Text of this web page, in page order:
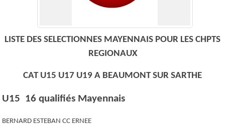
LISTE DES SELECTIONNES MAYENNAIS POUR LES CHPTS
REGIONAUX
CAT U15 U17 U19 A BEAUMONT SUR SARTHE
U15 16 qualifiés Mayennais
BERNARD ESTEBAN CC ERNEE